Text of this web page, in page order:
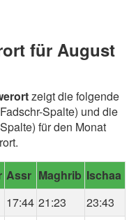
für August
zeigt die folgende
Spalte) und die
für den Monat
Assr Maghrib Ischaa
17:44 21:23
23:43